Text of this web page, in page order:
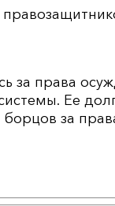
за права
Ее
за